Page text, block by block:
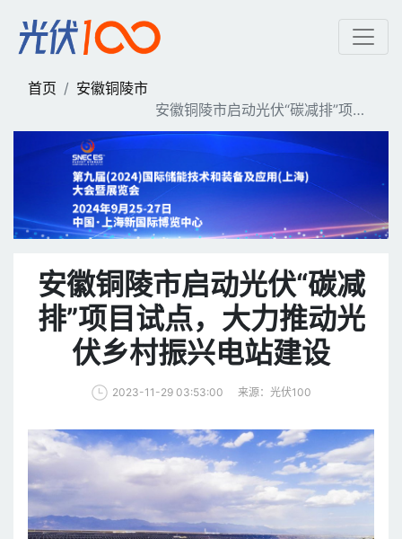
安徽铜陵市启动光伏“碳
首页
安徽铜陵市
安徽铜陵市启动光伏“碳减排”项目
试点，大力推动光伏乡村振兴电站
安徽铜陵市启动光伏“碳减
排”项目试点，大力推动光
伏乡村振兴电站建设
2023-11-29 03:53:00 来源：光伏100